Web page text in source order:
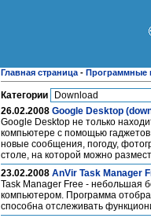
Главная страница - Программные
Категории
26.02.2008 Google Desktop
Google Desktop не только
компьютере с помощью
новые сообщения, погоду,
столе, на которой можно
23.02.2008 AnVir Task Manager
Task Manager Free - небольшая
компьютером. Программа
способна отслеживать